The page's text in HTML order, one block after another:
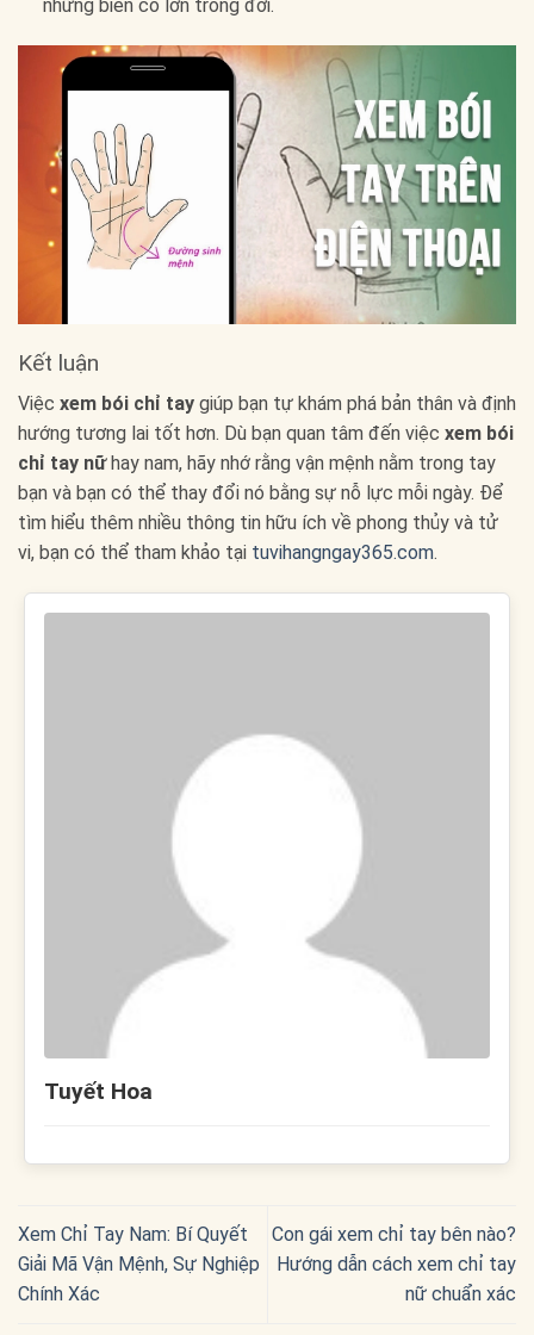
những biến cố lớn trong đời.
Kết luận
Việc xem bói chỉ tay giúp bạn tự khám phá bản thân và định
hướng tương lai tốt hơn. Dù bạn quan tâm đến việc xem bói
chỉ tay nữhay nam, hãy nhớ rằng vận mệnh nằm trong tay
bạn và bạn có thể thay đổi nó bằng sự nỗ lực mỗi ngày. Để
tìm hiểu thêm nhiều thông tin hữu ích về phong thủy và tử
vi, bạn có thể tham khảo tại tuvihangngay365.com.
Tuyết Hoa
Xem Chỉ Tay Nam: Bí Quyết
Giải Mã Vận Mệnh, Sự Nghiệp
Chính Xác
Con gái xem chỉ tay bên nào?
Hướng dẫn cách xem chỉ tay
nữ chuẩn xác